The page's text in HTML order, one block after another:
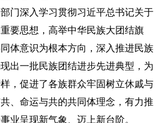
门深入学习贯彻习近平总书记关于
要思想，高举中华民族大团结旗
体意识为根本方向，深入推进民族
出一批民族团结进步先进典型，为
，促进了各族群众牢固树立休戚与
、命运与共的共同体理念，有力推
业呈现新气象、迈上新台阶。